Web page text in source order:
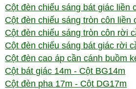
Cột đèn chiếu sáng bát giác liền
Cột đèn chiếu sáng tròn côn liền
Cột đèn chiếu sáng tròn côn rời
Cột đèn chiếu sáng bát giác rời
Cột đèn cao áp cần cánh buồm
Cột bát giác 14m - Cột BG14m
Cột đèn pha 17m - Cột DG17m